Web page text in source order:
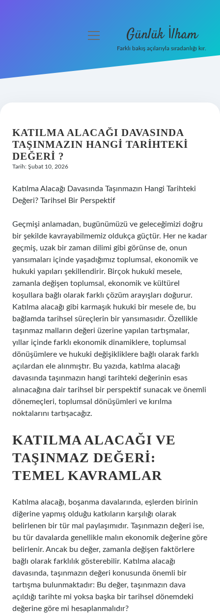
Hakkımızda
menüyü
Günlük İlham
Farklı bakış açılarıyla sıradanlığı kır.
KATILMA ALACAĞI DAVASINDA
TAŞINMAZIN HANGI TARIHTEKI
DEĞERI ?
Tarih: Şubat 10, 2026
Katılma Alacağı Davasında Taşınmazın Hangi Tarihteki
Değeri? Tarihsel Bir Perspektif
Geçmişi anlamadan, bugünümüzü ve geleceğimizi doğru
bir şekilde kavrayabilmemiz oldukça güçtür. Her ne kadar
geçmiş, uzak bir zaman dilimi gibi görünse de, onun
yansımaları içinde yaşadığımız toplumsal, ekonomik ve
hukuki yapıları şekillendirir. Birçok hukukî mesele,
zamanla değişen toplumsal, ekonomik ve kültürel
koşullara bağlı olarak farklı çözüm arayışları doğurur.
Katılma alacağı gibi karmaşık hukuki bir mesele de, bu
bağlamda tarihsel süreçlerin bir yansımasıdır. Özellikle
taşınmaz malların değeri üzerine yapılan tartışmalar,
yıllar içinde farklı ekonomik dinamiklere, toplumsal
dönüşümlere ve hukuki değişikliklere bağlı olarak farklı
açılardan ele alınmıştır. Bu yazıda, katılma alacağı
davasında taşınmazın hangi tarihteki değerinin esas
alınacağına dair tarihsel bir perspektif sunacak ve önemli
dönemeçleri, toplumsal dönüşümleri ve kırılma
noktalarını tartışacağız.
KATILMA ALACAĞI VE
TAŞINMAZ DEĞERI:
TEMEL KAVRAMLAR
Katılma alacağı, boşanma davalarında, eşlerden birinin
diğerine yapmış olduğu katkıların karşılığı olarak
belirlenen bir tür mal paylaşımıdır. Taşınmazın değeri ise,
bu tür davalarda genellikle malın ekonomik değerine göre
belirlenir. Ancak bu değer, zamanla değişen faktörlere
bağlı olarak farklılık gösterebilir. Katılma alacağı
davasında, taşınmazın değeri konusunda önemli bir
tartışma bulunmaktadır: Bu değer, taşınmazın dava
açıldığı tarihte mi yoksa başka bir tarihsel dönemdeki
değerine göre mi hesaplanmalıdır?